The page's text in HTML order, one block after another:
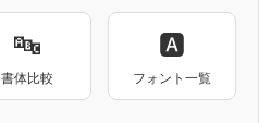
🔤
書体比較
🅰
フォント一覧